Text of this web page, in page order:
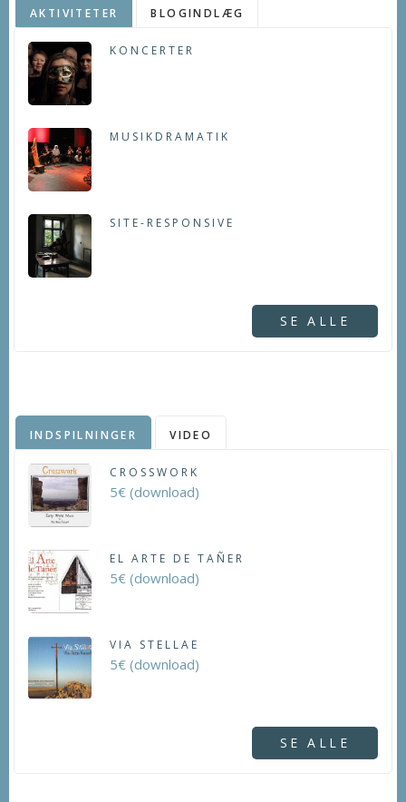
AKTIVITETER BLOGINDLÆG
KONCERTER
MUSIKDRAMATIK
SITE-RESPONSIVE
SE ALLE
INDSPILNINGER VIDEO
CROSSWORK
5€ (download)
EL ARTE DE TAÑER
5€ (download)
VIA STELLAE
5€ (download)
SE ALLE